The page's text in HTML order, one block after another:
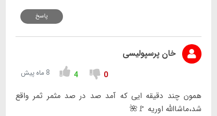
پاسخ
خان پرسپولیسی
0
4 8 ماه پیش
همون چند دقیقه ایی که آمد صد در صد مثمر ثمر واقع
شد،ماشاالله اوریه 🚩🌺